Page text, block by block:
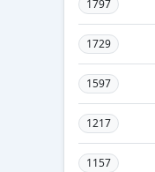
1797
1729
1597
1217
1157